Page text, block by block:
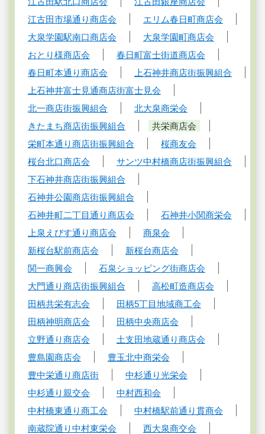
江古田市場通り商店会
エリム春日町商店会
大泉学園駅南口商店会
大泉学園町商店会
おとり様商店会
春日町富士街道商店会
春日町本通り商店会
上石神井商店街振興組合
上石神井富士見通商店街富士見会
北一商店街振興組合
北大泉商栄会
きたまち商店街振興組合
共栄商店会
栄町本通り商店街振興組合
桜商友会
桜台北口商店会
サンツ中村橋商店街振興組合
下石神井商店街振興組合
石神井公園商店街振興組合
石神井町二丁目通り商店会
石神井小関商栄会
上泉えびす通り商店会
商泉会
新桜台駅前商店会
新桜台商店会
関一商興会
石泉ショッピング街商店会
大門通り商店街振興組合
高松町造商店会
田柄共栄有志会
田柄5丁目地域商工会
田柄神明商店会
田柄中央商店会
立野通り商店会
土支田地蔵通り商店会
豊島園商店会
豊玉北中商栄会
豊中栄通り商店街
中杉通り光栄会
中杉通り親交会
中村西和会
中村橋東通り商工会
中村橋駅前通り貫商会
南蔵院通り中村東栄会
西大泉商交会